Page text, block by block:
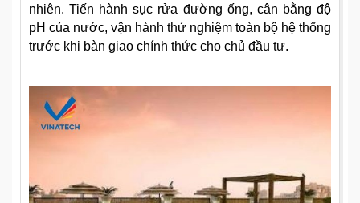
nhiên. Tiến hành sục rửa đường ống, cân bằng độ
pH của nước, vận hành thử nghiệm toàn bộ hệ thống
trước khi bàn giao chính thức cho chủ đầu tư.